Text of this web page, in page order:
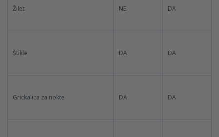
Žilet NE DA
Štikle DA DA
Grickalica za nokte DA DA